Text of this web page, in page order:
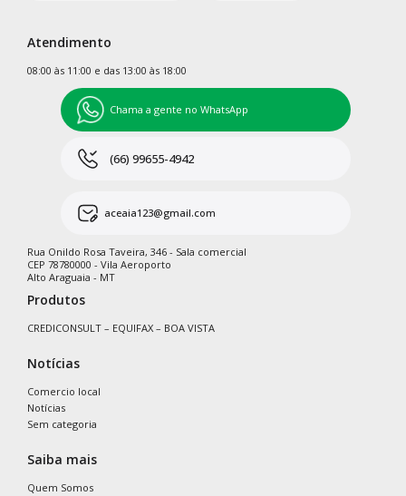
Atendimento
08:00 às 11:00 e das 13:00 às 18:00
Chama a gente no WhatsApp
(66) 99655-4942
aceaia123@gmail.com
Rua Onildo Rosa Taveira, 346 - Sala comercial
CEP 78780000 - Vila Aeroporto
Alto Araguaia - MT
Produtos
CREDICONSULT – EQUIFAX – BOA VISTA
Notícias
Comercio local
Notícias
Sem categoria
Saiba mais
Quem Somos